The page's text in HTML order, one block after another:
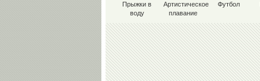
Прыжки в
воду
Артистическое
плавание
Футбол